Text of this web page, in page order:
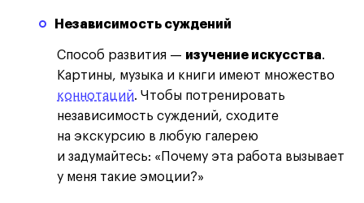
Независимость суждений
Способ развития — изучение искусства.
Картины, музыка и книги имеют множество
коннотаций. Чтобы потренировать
независимость суждений, сходите
на экскурсию в любую галерею
и задумайтесь: «Почему эта работа вызывает
у меня такие эмоции?»